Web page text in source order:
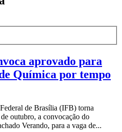
aprovado para
Química por tempo
de Brasília (IFB) torna
outubro, a convocação do
Verando, para a vaga de...